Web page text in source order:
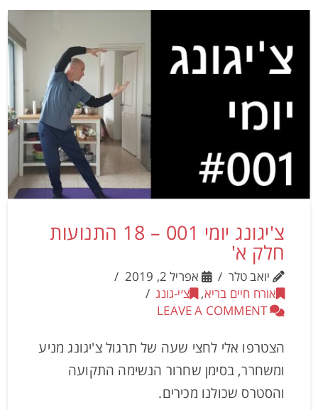
צ'יגונג יומי 001 – 18 התנועות
חלק א'
יואב טלר
אפריל 2, 2019
אורח חיים בריא, צ׳י-גונג
LEAVE A COMMENT
הצטרפו אלי לחצי שעה של תרגול צ'יגונג מניע
ומשחרר, בסימן שחרור הנשימה התקועה
והסטרס שכולנו מכירים.